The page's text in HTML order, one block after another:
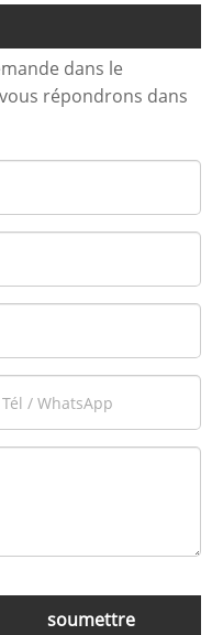
dans le
répondrons dans
soumettre